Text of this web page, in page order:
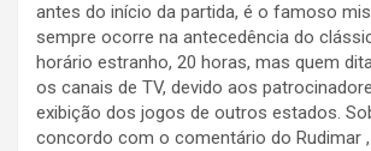
antes do início da partida, é o famoso
sempre ocorre na antecedência do
horário estranho, 20 horas, mas quem
os canais de TV, devido aos
exibição dos jogos de outros estados.
concordo com o comentário do Rudimar